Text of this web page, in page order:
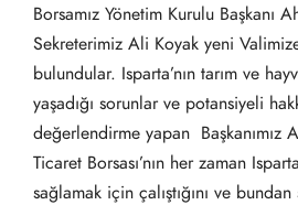
Borsamız Yönetim Kurulu Başkanı
Sekreterimiz Ali Koyak yeni
bulundular. Isparta’nın tarım ve
yaşadığı sorunlar ve potansiyeli
değerlendirme yapan Başkanımız
Ticaret Borsası’nın her zaman
sağlamak için çalıştığını ve